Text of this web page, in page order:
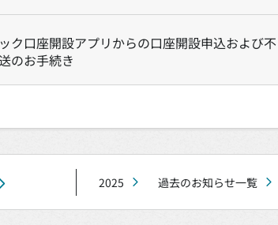
ク口座開設アプリからの口座開設申込および不
のお手続き
2025 過去のお知らせ一覧